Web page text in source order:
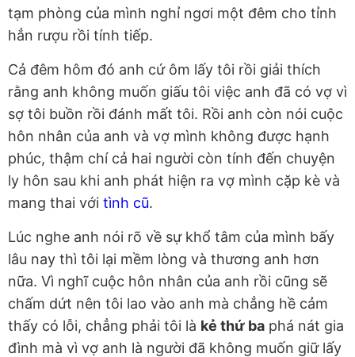
tạm phòng của mình nghỉ ngơi một đêm cho tỉnh
hẳn rượu rồi tính tiếp.
Cả đêm hôm đó anh cứ ôm lấy tôi rồi giải thích
rằng anh không muốn giấu tôi việc anh đã có vợ vì
sợ tôi buồn rồi đánh mất tôi. Rồi anh còn nói cuộc
hôn nhân của anh và vợ mình không được hạnh
phúc, thậm chí cả hai người còn tính đến chuyện
ly hôn sau khi anh phát hiện ra vợ mình cặp kè và
mang thai với tình cũ.
Lúc nghe anh nói rõ về sự khổ tâm của mình bấy
lâu nay thì tôi lại mềm lòng và thương anh hơn
nữa. Vì nghĩ cuộc hôn nhân của anh rồi cũng sẽ
chấm dứt nên tôi lao vào anh mà chẳng hề cảm
thấy có lỗi, chẳng phải tôi là kẻ thứ ba phá nát gia
đình mà vì vợ anh là người đã không muốn giữ lấy